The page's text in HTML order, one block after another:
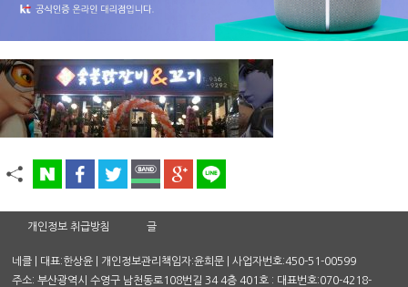
개인정보 취급방침 글
네클 | 대표:한상윤 | 개인정보관리책임자:윤희문 | 사업자번호:450-51-00599
주소: 부산광역시 수영구 남천동로108번길 34 4층 401호 : 대표번호:070-4218-